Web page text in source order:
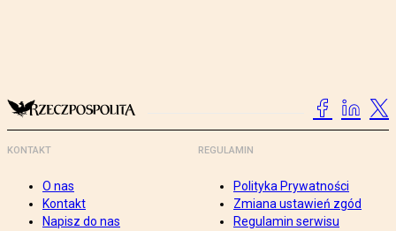
KONTAKT
O nas
Kontakt
Napisz do nas
REGULAMIN
Polityka Prywatności
Zmiana ustawień zgód
Regulamin serwisu